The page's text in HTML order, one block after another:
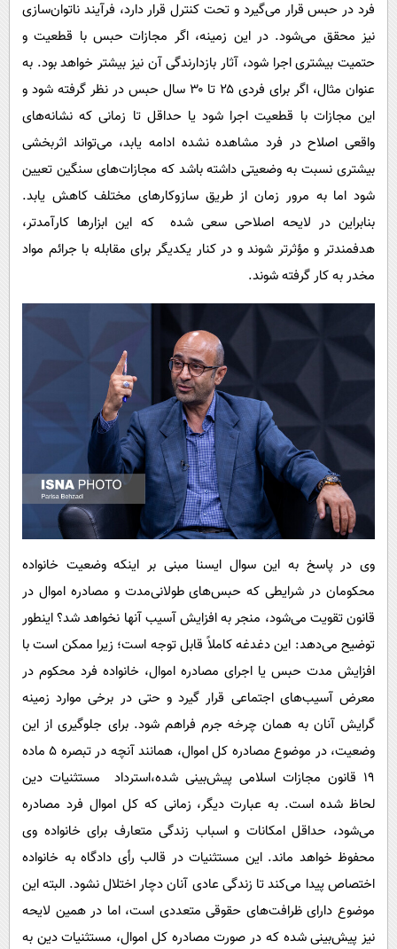
فرد در حبس قرار می‌گیرد و تحت کنترل قرار دارد، فرآیند ناتوان‌سازی
نیز محقق می‌شود. در این زمینه، اگر مجازات حبس با قطعیت و
حتمیت بیشتری اجرا شود، آثار بازدارندگی آن نیز بیشتر خواهد بود. به
عنوان مثال، اگر برای فردی ۲۵ تا ۳۰ سال حبس در نظر گرفته شود و
این مجازات با قطعیت اجرا شود یا حداقل تا زمانی که نشانه‌های
واقعی اصلاح در فرد مشاهده نشده ادامه یابد، می‌تواند اثربخشی
بیشتری نسبت به وضعیتی داشته باشد که مجازات‌های سنگین تعیین
شود اما به مرور زمان از طریق سازوکارهای مختلف کاهش یابد.
بنابراین در لایحه اصلاحی سعی شده که این ابزارها کارآمدتر،
هدفمندتر و مؤثرتر شوند و در کنار یکدیگر برای مقابله با جرائم مواد
مخدر به کار گرفته شوند.
وی در پاسخ به این سوال ایسنا مبنی بر اینکه وضعیت خانواده
محکومان در شرایطی که حبس‌های طولانی‌مدت و مصادره اموال در
قانون تقویت می‌شود، منجر به افزایش آسیب آنها نخواهد شد؟ اینطور
توضیح می‌دهد: این دغدغه کاملاً قابل توجه است؛ زیرا ممکن است با
افزایش مدت حبس یا اجرای مصادره اموال، خانواده فرد محکوم در
معرض آسیب‌های اجتماعی قرار گیرد و حتی در برخی موارد زمینه
گرایش آنان به همان چرخه جرم فراهم شود. برای جلوگیری از این
وضعیت، در موضوع مصادره کل اموال، همانند آنچه در تبصره ۵ ماده
۱۹ قانون مجازات اسلامی پیش‌بینی شده،استرداد مستثنیات دین
لحاظ شده است. به عبارت دیگر، زمانی که کل اموال فرد مصادره
می‌شود، حداقل امکانات و اسباب زندگی متعارف برای خانواده وی
محفوظ خواهد ماند. این مستثنیات در قالب رأی دادگاه به خانواده
اختصاص پیدا می‌کند تا زندگی عادی آنان دچار اختلال نشود. البته این
موضوع دارای ظرافت‌های حقوقی متعددی است، اما در همین لایحه
نیز پیش‌بینی شده که در صورت مصادره کل اموال، مستثنیات دین به